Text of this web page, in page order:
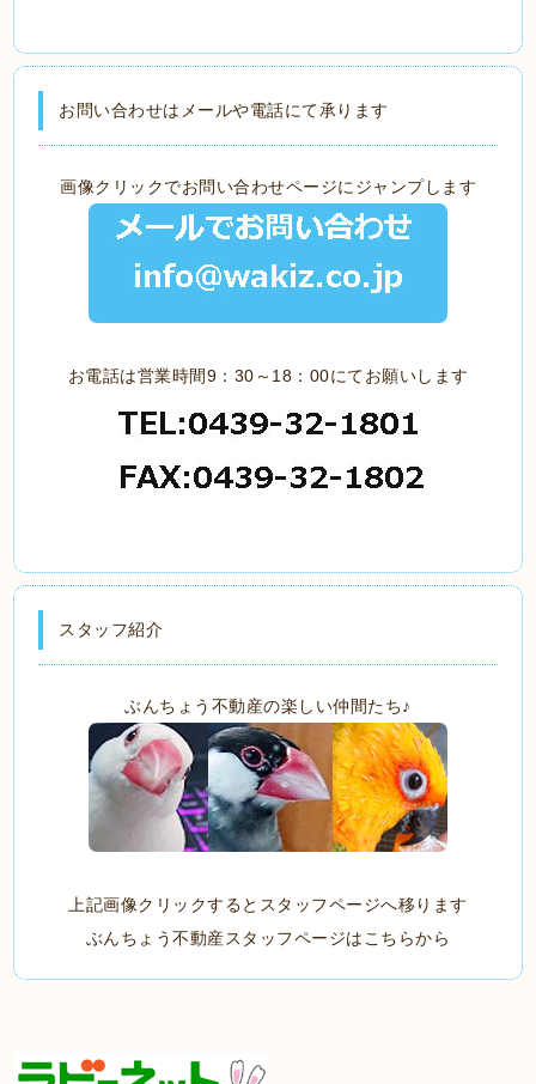
お問い合わせはメールや電話にて承ります
画像クリックでお問い合わせページにジャンプします
お電話は営業時間9：30～18：00にてお願いします
スタッフ紹介
ぶんちょう不動産の楽しい仲間たち♪
上記画像クリックするとスタッフページへ移ります
ぶんちょう不動産スタッフページはこちらから